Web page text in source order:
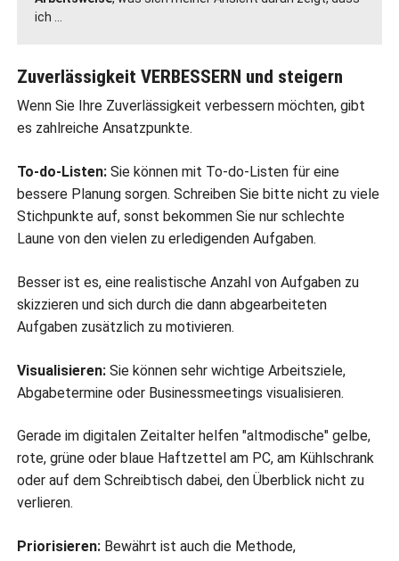
ich ...
Zuverlässigkeit VERBESSERN und steigern
Wenn Sie Ihre Zuverlässigkeit verbessern möchten, gibt
es zahlreiche Ansatzpunkte.
To-do-Listen: Sie können mit To-do-Listen für eine
bessere Planung sorgen. Schreiben Sie bitte nicht zu viele
Stichpunkte auf, sonst bekommen Sie nur schlechte
Laune von den vielen zu erledigenden Aufgaben.
Besser ist es, eine realistische Anzahl von Aufgaben zu
skizzieren und sich durch die dann abgearbeiteten
Aufgaben zusätzlich zu motivieren.
Visualisieren: Sie können sehr wichtige Arbeitsziele,
Abgabetermine oder Businessmeetings visualisieren.
Gerade im digitalen Zeitalter helfen "altmodische" gelbe,
rote, grüne oder blaue Haftzettel am PC, am Kühlschrank
oder auf dem Schreibtisch dabei, den Überblick nicht zu
verlieren.
Priorisieren:Bewährt ist auch die Methode,